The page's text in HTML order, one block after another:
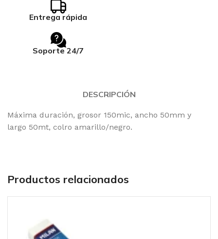
Entrega rápida
Soporte 24/7
DESCRIPCIÓN
Máxima duración, grosor 150mic, ancho 50mm y
largo 50mt, colro amarillo/negro.
Productos relacionados